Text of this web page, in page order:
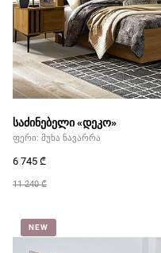
საძინებელი «დეკო»
ფერი: მუხა ნავარრა
11 240 ₾
6 745 ₾
NEW